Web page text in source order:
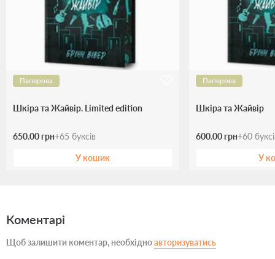
Паперова
Шкіра та Жайвір. Limited edition
650.00 грн+65 буксів
У кошик
Паперова
Шкіра та Жайвір
600.00 грн+60
У
Коментарі
Щоб залишити коментар, необхідноавторизуватись